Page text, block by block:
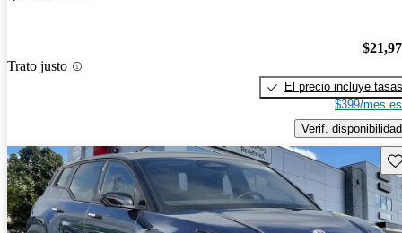
Trato justo
El precio incluye tasas
$399/mes
Verif. disponibilidad